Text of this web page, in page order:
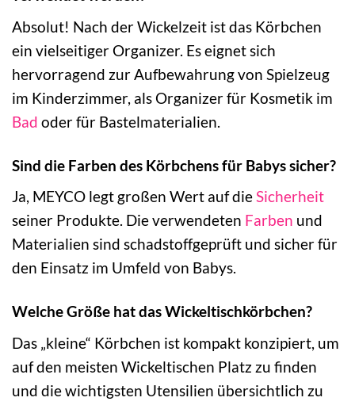
Absolut! Nach der Wickelzeit ist das Körbchen
ein vielseitiger Organizer. Es eignet sich
hervorragend zur Aufbewahrung von Spielzeug
im Kinderzimmer, als Organizer für Kosmetik im
Bad oder für Bastelmaterialien.
Sind die Farben des Körbchens für Babys sicher?
Ja, MEYCO legt großen Wert auf dieSicherheit
seiner Produkte. Die verwendeten Farben und
Materialien sind schadstoffgeprüft und sicher für
den Einsatz im Umfeld von Babys.
Welche Größe hat das Wickeltischkörbchen?
Das „kleine“ Körbchen ist kompakt konzipiert, um
auf den meisten Wickeltischen Platz zu finden
und die wichtigsten Utensilien übersichtlich zu